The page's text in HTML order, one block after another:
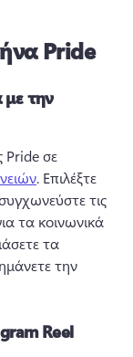
Pride
με την
Pride σε
. Επιλέξτε
τις
τα κοινωνικά
τα
την
Reel